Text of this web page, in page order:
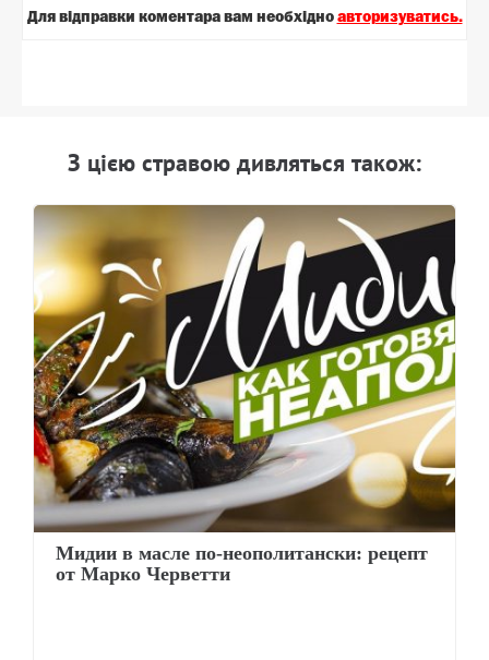
Для вiдправки коментара вам необхiдно авторизуватись.
З цiєю стравою дивляться також:
Мидии в масле по-неополитански: рецепт
от Марко Черветти